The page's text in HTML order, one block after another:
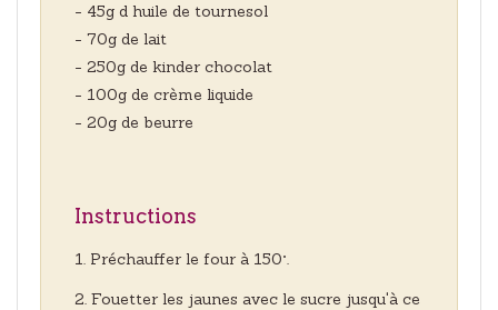
- 45g d huile de tournesol
- 70g de lait
- 250g de kinder chocolat
- 100g de crème liquide
- 20g de beurre
Instructions
Préchauffer le four à 150°.
Fouetter les jaunes avec le sucre jusqu'à ce